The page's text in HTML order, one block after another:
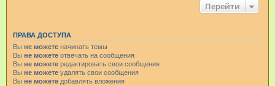
Перейти
ПРАВА ДОСТУПА
Вы не можете начинать темы
Вы не можете отвечать на сообщения
Вы не можете редактировать свои сообщения
Вы не можете удалять свои сообщения
Вы не можете добавлять вложения